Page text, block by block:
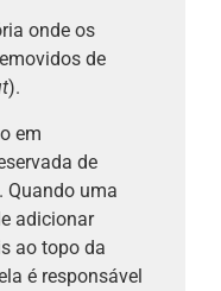
onde os
de
).
em
de
. Quando uma
adicionar
ao topo da
é responsável